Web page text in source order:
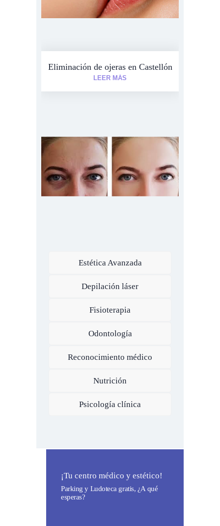
Eliminación de ojeras en Castellón
LEER MÁS
Estética Avanzada
Depilación láser
Fisioterapia
Odontología
Reconocimiento médico
Nutrición
Psicología clínica
¡Tu centro médico y estético!
Parking y Ludoteca gratis, ¿A qué
esperas?